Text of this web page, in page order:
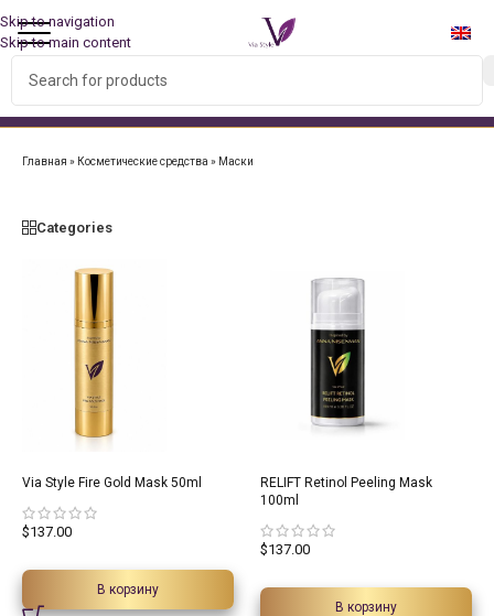
Skip to navigation
Skip to main content
БЕСПЛАТНАЯ ДОСТАВКА ПО ВСЕМУ МИРУ ПРИ ЗАКАЗЕ
НАБОРА!
Главная » Косметические средства » Маски
Categories
Via Style Fire Gold Mask 50ml
$137.00
В корзину
RELIFT Retinol Peeling Mask
100ml
$137.00
В корзину